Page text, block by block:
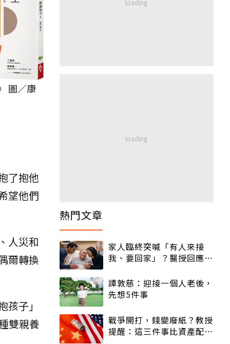
圖／康
了抱他
望他們
人災和
爾轉換
子」
雙親養
熱門文章
家人臨終突喊「有人來接
我、要回家」？醫授回應方
譚敦慈：迎接一個人老後，
先想5件事
戰爭開打，錢變廢紙？教授
提醒：這三件事比資產配置